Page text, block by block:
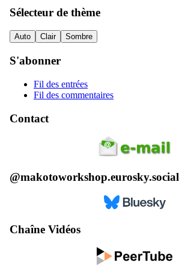
Sélecteur de thème
Auto Clair Sombre
S'abonner
Fil des entrées
Fil des commentaires
Contact
@makotoworkshop.eurosky.social
Chaîne Vidéos